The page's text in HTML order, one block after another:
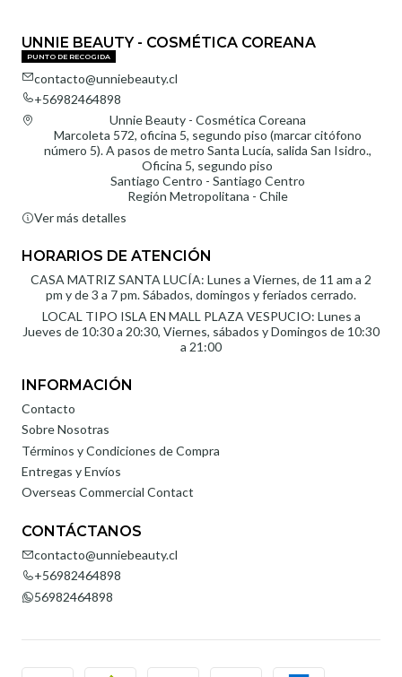
UNNIE BEAUTY - COSMÉTICA COREANA
PUNTO DE RECOGIDA
contacto@unniebeauty.cl
+56982464898
Unnie Beauty - Cosmética Coreana
Marcoleta 572, oficina 5, segundo piso (marcar citófono
número 5). A pasos de metro Santa Lucía, salida San Isidro.,
Oficina 5, segundo piso
Santiago Centro - Santiago Centro
Región Metropolitana - Chile
Ver más detalles
HORARIOS DE ATENCIÓN
CASA MATRIZ SANTA LUCÍA: Lunes a Viernes, de 11 am a 2
pm y de 3 a 7 pm. Sábados, domingos y feriados cerrado.
LOCAL TIPO ISLA EN MALL PLAZA VESPUCIO: Lunes a
Jueves de 10:30 a 20:30, Viernes, sábados y Domingos de 10:30
a 21:00
INFORMACIÓN
Contacto
Sobre Nosotras
Términos y Condiciones de Compra
Entregas y Envíos
Overseas Commercial Contact
CONTÁCTANOS
contacto@unniebeauty.cl
+56982464898
56982464898